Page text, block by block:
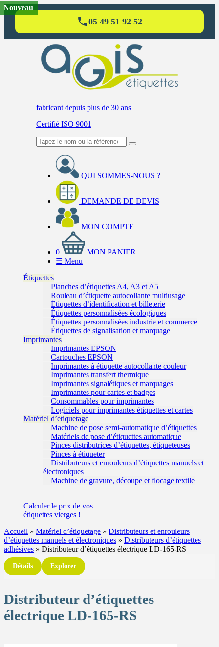
05 49 51 92 52
fabricant depuis plus de 30 ans
Certifié ISO 9001
QUI SOMMES-NOUS ?
DEMANDE DE DEVIS
MON COMPTE
0
MON PANIER
☰ Menu
Étiquettes
Planches d’étiquettes A4, A3 et A5
Rouleau d’étiquette autocollante multiusage
Étiquettes d’identification et billeterie
Étiquettes personnalisées écologiques
Étiquettes personnalisées industrie et commerce
Étiquettes de signalisation et marquage
Imprimantes
Imprimantes EPSON
Cartouches EPSON
Imprimantes à étiquette autocollante couleur
Imprimantes transfert thermique
Imprimantes signalétiques et marquages
Imprimantes pour cartes et badges
Consommables pour imprimantes
Logiciels pour imprimantes étiquettes et cartes
Matériel d’étiquetage
Machine de pose semi-automatique d’étiquettes
Matériels de pose d’étiquettes automatique
Pinces distributrices d’étiquettes, étiqueteuses
Pinces à étiqueter
Distributeurs et enrouleurs d’étiquettes manuels et
électroniques
Machine de gravure, découpe et flocage textile
Calculerle prix de vos
étiquettes vierges !
Accueil » Matériel d’étiquetage » Distributeurs et enrouleurs
d’étiquettes manuels et électroniques » Distributeurs d’étiquettes
adhésives » Distributeur d’étiquettes électrique LD-165-RS
Détails Explorer
Distributeur d’étiquettes
électrique LD-165-RS
Nouveau